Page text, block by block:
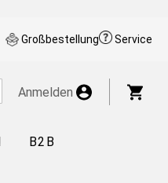
Großbestellung Service
Anmelden
B2B